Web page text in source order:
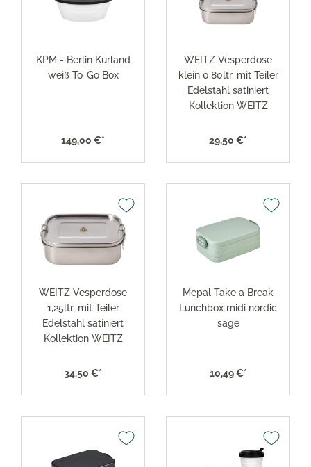
KPM - Berlin Kurland
weiß To-Go Box
149,00 €*
WEITZ Vesperdose
klein 0,80ltr. mit Teiler
Edelstahl satiniert
Kollektion WEITZ
29,50 €*
WEITZ Vesperdose
1,25ltr. mit Teiler
Edelstahl satiniert
Kollektion WEITZ
34,50 €*
Mepal Take a Break
Lunchbox midi nordic
sage
10,49 €*